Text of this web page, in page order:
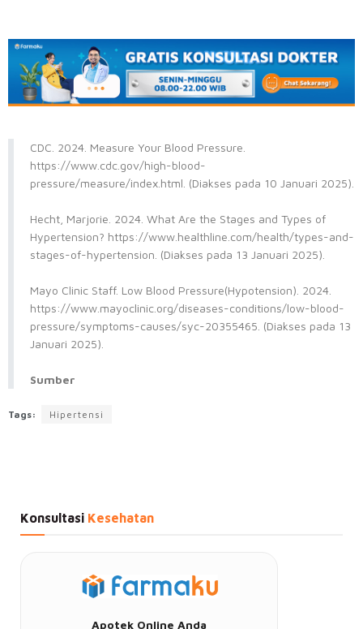
CDC. 2024. Measure Your Blood Pressure.
https://www.cdc.gov/high-blood-
pressure/measure/index.html. (Diakses pada 10 Januari 2025).
Hecht, Marjorie. 2024. What Are the Stages and Types of
Hypertension? https://www.healthline.com/health/types-and-
stages-of-hypertension. (Diakses pada 13 Januari 2025).
Mayo Clinic Staff. Low Blood Pressure(Hypotension). 2024.
https://www.mayoclinic.org/diseases-conditions/low-blood-
pressure/symptoms-causes/syc-20355465. (Diakses pada 13
Januari 2025).
Sumber
Tags: Hipertensi
Konsultasi Kesehatan
Apotek Online Anda